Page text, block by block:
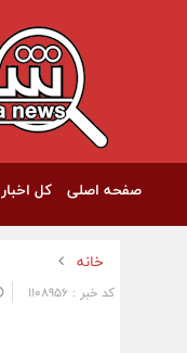
صفحه اصلی کل اخبار
خانه
کد خبر : 1108956